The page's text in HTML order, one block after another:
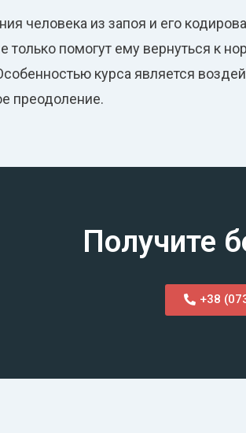
человека из запоя и его
только помогут ему вернуться к
курса является
преодоление.
Получите
+38